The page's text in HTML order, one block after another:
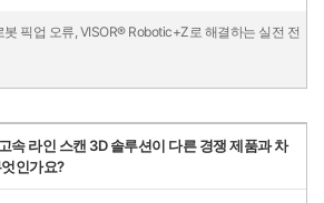
봇 픽업 오류, VISOR® Robotic+Z로 해결하는 실전 전
속 라인 스캔 3D 솔루션이 다른 경쟁 제품과 차
인가요?